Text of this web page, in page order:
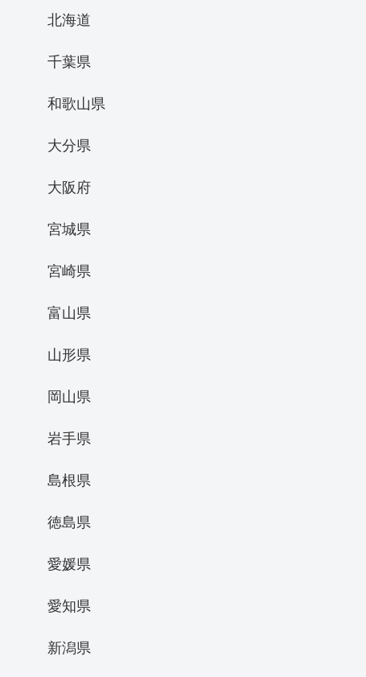
北海道
千葉県
和歌山県
大分県
大阪府
宮城県
宮崎県
富山県
山形県
岡山県
岩手県
島根県
徳島県
愛媛県
愛知県
新潟県